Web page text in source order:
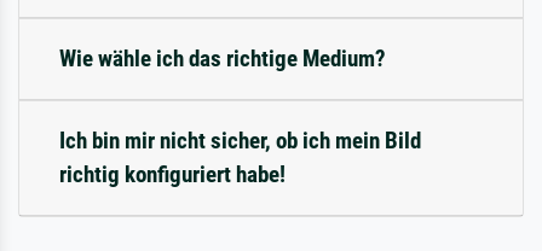
Wie wähle ich das richtige Medium?
Ich bin mir nicht sicher, ob ich mein Bild
richtig konfiguriert habe!